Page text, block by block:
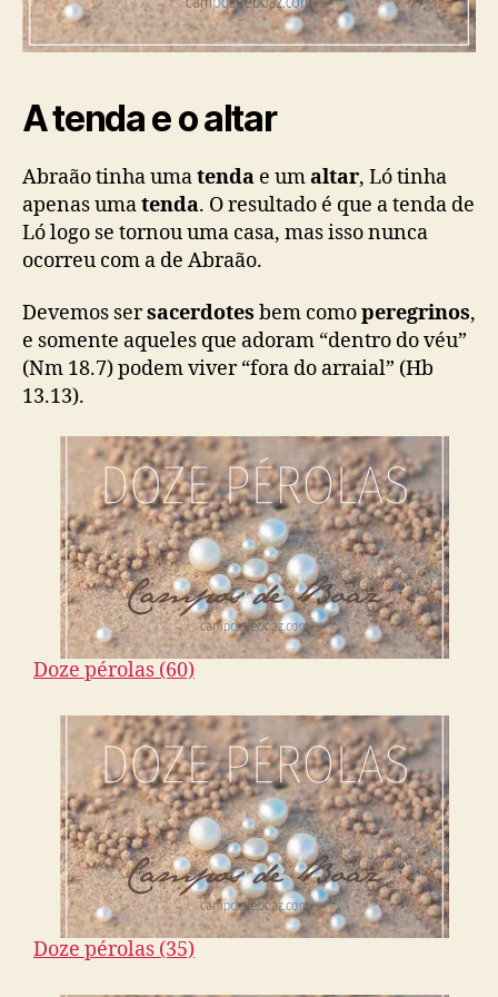
A tenda e o altar
Abraão tinha umatenda e umaltar, Ló tinha
apenas umatenda. O resultado é que a tenda de
Ló logo se tornou uma casa, mas isso nunca
ocorreu com a de Abraão.
Devemos sersacerdotes bem comoperegrinos,
e somente aqueles que adoram “dentro do véu”
(Nm 18.7) podem viver “fora do arraial” (Hb
13.13).
Doze pérolas (60)
Doze pérolas (35)